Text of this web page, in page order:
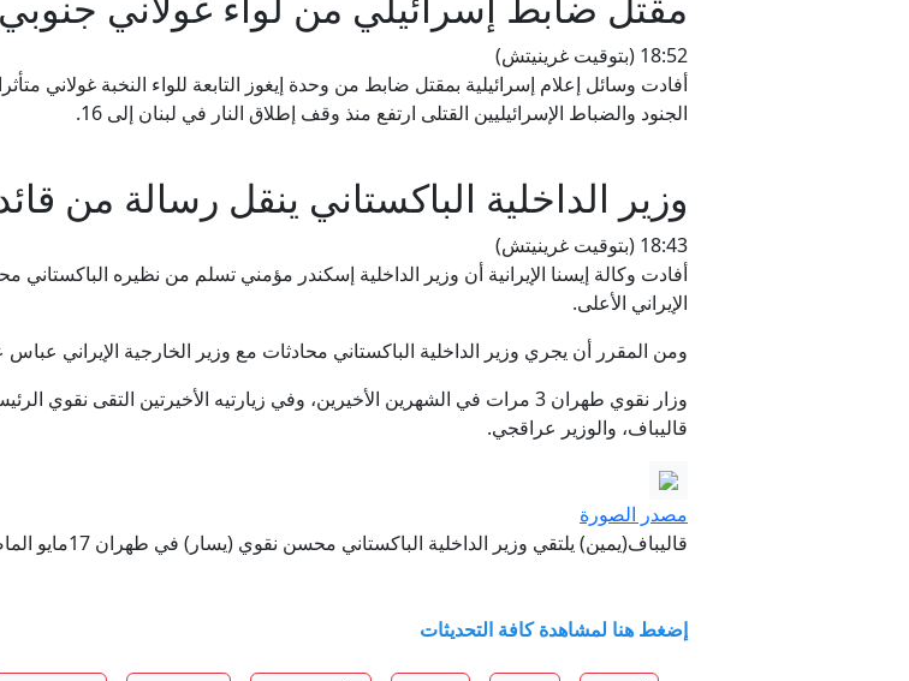
18:52 (بتوقيت غرينيتش)
الجنود والضباط الإسرائيليين القتلى ارتفع منذ وقف إطلاق النار في لبنان إلى 16.
وزير الداخلية الباكستاني ينقل رسالة من
18:43 (بتوقيت غرينيتش)
أفادت وكالة إيسنا الإيرانية أن وزير الداخلية إسكندر مؤمني تسلم من نظيره
الإيراني الأعلى.
ومن المقرر أن يجري وزير الداخلية الباكستاني محادثات مع وزير الخارجية الإيراني
وزار نقوي طهران 3 مرات في الشهرين الأخيرين، وفي زيارتيه الأخيرتين
قاليباف، والوزير عراقجي.
مصدر الصورة
قاليباف(يمين) يلتقي وزير الداخلية الباكستاني محسن نقوي (يسار) في طهران 17مايو الماضي (رويترز)
إضغط هنا لمشاهدة كافة التحديثات